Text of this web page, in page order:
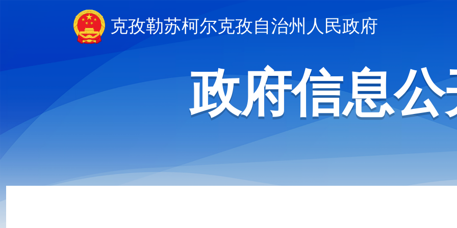
克孜勒苏柯尔克孜自治州人民政府
政府信息公